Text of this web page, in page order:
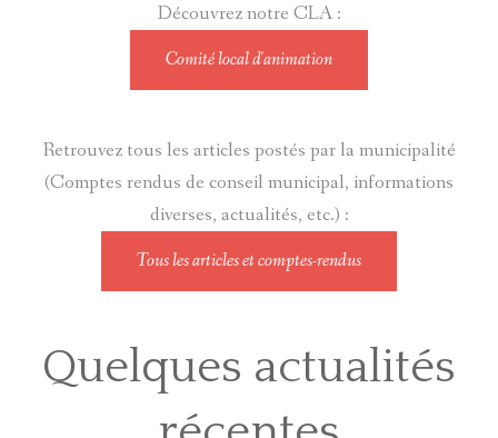
Découvrez notre CLA :
Comité local d'animation
Retrouvez tous les articles postés par la municipalité
(Comptes rendus de conseil municipal, informations
diverses, actualités, etc.) :
Tous les articles et comptes-rendus
Quelques actualités